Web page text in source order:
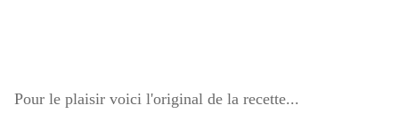
Pour le plaisir voici l'original de la recette...